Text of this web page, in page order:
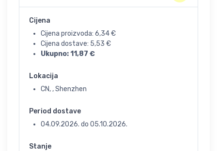
Cijena
Cijena proizvoda: 6,34€
Cijena dostave: 5,53 €
Ukupno:11,87 €
Lokacija
CN, , Shenzhen
Period dostave
04.09.2026. do 05.10.2026.
Stanje